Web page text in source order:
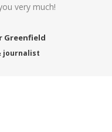
very much!
Greenfield
journalist